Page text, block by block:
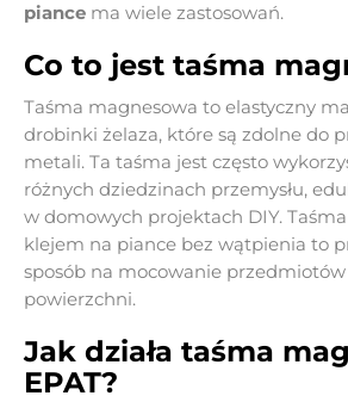
piance ma wiele zastosowań.
Co to jest taśma
Taśma magnesowa to elastyczny
drobinki żelaza, które są zdolne do
metali. Ta taśma jest często
różnych dziedzinach przemysłu,
w domowych projektach DIY.
klejem na piance bez wątpienia to
sposób na mocowanie
powierzchni.
Jak działa taśma
EPAT?